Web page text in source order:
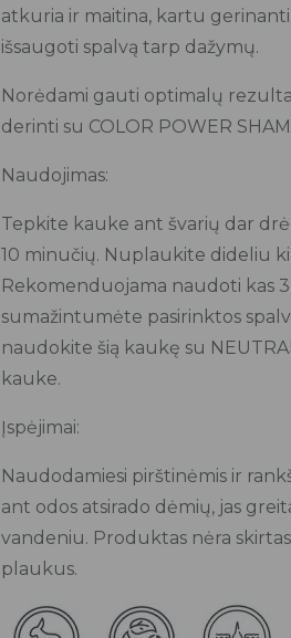
atkuria ir maitina, kartu gerinanti
išsaugoti spalvą tarp dažymų.
Norėdami gauti optimalų
derinti su COLOR POWER
Naudojimas:
Tepkite kauke ant švarių dar
10 minučių. Nuplaukite dideliu
Rekomenduojama naudoti kas 3
sumažintumėte pasirinktos
naudokite šią kaukę su
kauke.
Įspėjimai:
Naudodamiesi pirštinėmis ir
ant odos atsirado dėmių, jas
vandeniu. Produktas nėra
plaukus.